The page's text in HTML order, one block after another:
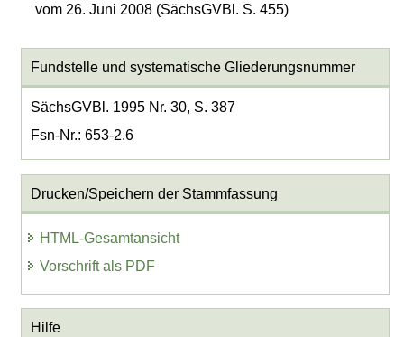
vom 26. Juni 2008 (SächsGVBl. S. 455)
Fundstelle und systematische Gliederungsnummer
SächsGVBl. 1995 Nr. 30, S. 387
Fsn-Nr.: 653-2.6
Drucken/Speichern der Stammfassung
HTML-Gesamtansicht
Vorschrift als PDF
Hilfe